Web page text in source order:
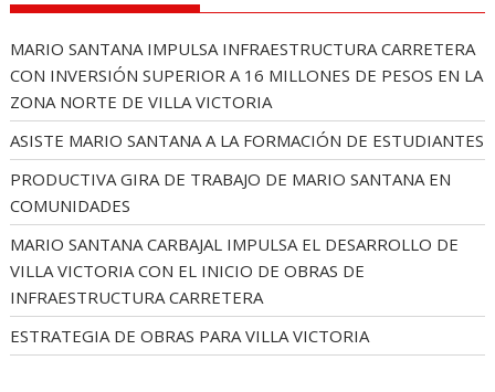
MARIO SANTANA IMPULSA INFRAESTRUCTURA CARRETERA
CON INVERSIÓN SUPERIOR A 16 MILLONES DE PESOS EN LA
ZONA NORTE DE VILLA VICTORIA
ASISTE MARIO SANTANA A LA FORMACIÓN DE ESTUDIANTES
PRODUCTIVA GIRA DE TRABAJO DE MARIO SANTANA EN
COMUNIDADES
MARIO SANTANA CARBAJAL IMPULSA EL DESARROLLO DE
VILLA VICTORIA CON EL INICIO DE OBRAS DE
INFRAESTRUCTURA CARRETERA
ESTRATEGIA DE OBRAS PARA VILLA VICTORIA